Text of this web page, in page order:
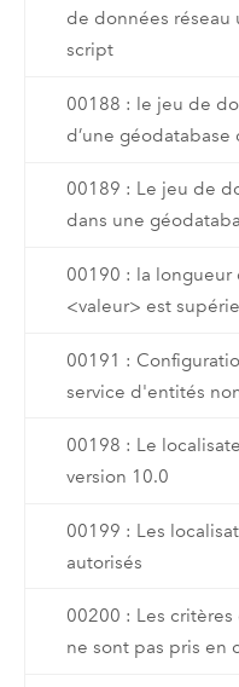
de données réseau
script
00188 : le jeu de
d’une
00189 : Le jeu de
dans une
00190 : la
<valeur> est
00191 :
service d'entités
00198 : Le
version 10.0
00199 : Les
autorisés
00200 : Les
ne sont pas pris en